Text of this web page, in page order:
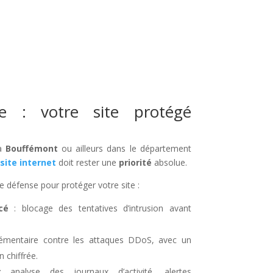
: votre site protégé
Bouffémont ou ailleurs dans le département
internet doit rester une priorité absolue.
défense pour protéger votre site :
: blocage des tentatives d’intrusion avant
contre les attaques DDoS, avec un
chiffrée.